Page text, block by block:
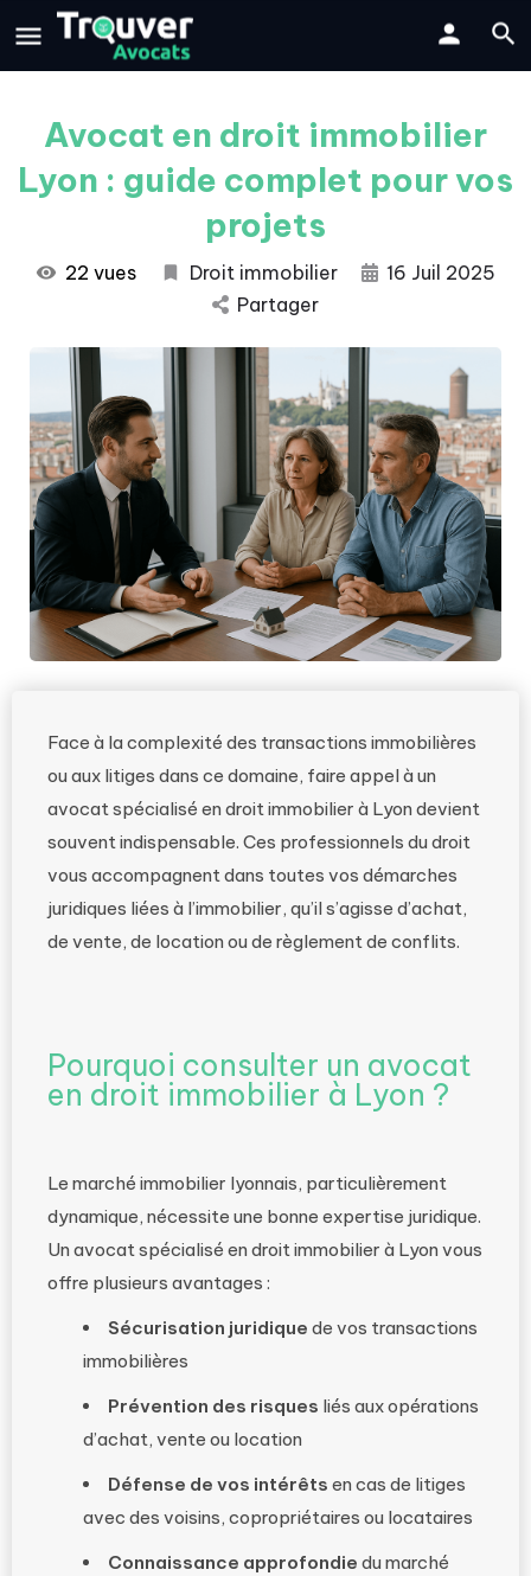
Avocat en droit immobilier
Lyon : guide complet pour vos
projets
22 vues Droit immobilier
16 Juil 2025
Partager
Face à la complexité des transactions immobilières
ou aux litiges dans ce domaine, faire appel à un
avocat spécialisé en droit immobilier à Lyon devient
souvent indispensable. Ces professionnels du droit
vous accompagnent dans toutes vos démarches
juridiques liées à l’immobilier, qu’il s’agisse d’achat,
de vente, de location ou de règlement de conflits.
Pourquoi consulter un avocat
en droit immobilier à Lyon ?
Le marché immobilier lyonnais, particulièrement
dynamique, nécessite une bonne expertise juridique.
Un avocat spécialisé en droit immobilier à Lyon vous
offre plusieurs avantages :
Sécurisation juridique de vos transactions
immobilières
Prévention des risques liés aux opérations
d’achat, vente ou location
Défense de vos intérêts en cas de litiges
avec des voisins, copropriétaires ou locataires
Connaissance approfondie du marché